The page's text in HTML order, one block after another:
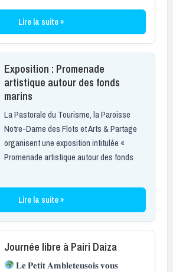
Lire la suite »
Exposition : Promenade
artistique autour des fonds
marins
La Pastorale du Tourisme, la Paroisse
Notre-Dame des Flots et Arts & Partage
organisent une exposition intitulée «
Promenade artistique autour des fonds
Lire la suite »
Journée libre à Pairi Daiza
𝐋𝐞 𝐏𝐞𝐭𝐢𝐭 𝐀𝐦𝐛𝐥𝐞𝐭𝐞𝐮𝐬𝐨𝐢𝐬 𝐯𝐨𝐮𝐬